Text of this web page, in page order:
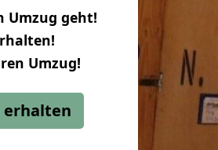
Umzug geht!
Umzug!
erhalten